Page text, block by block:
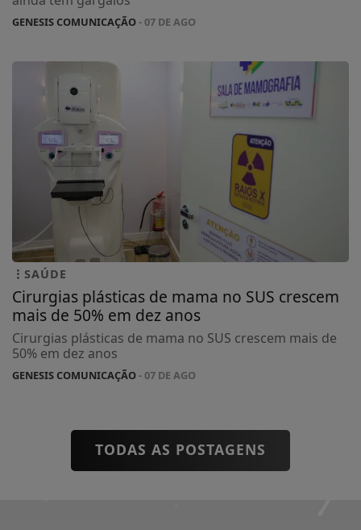
GENESIS COMUNICAÇÃO- 07 DE AGO
SAÚDE
Cirurgias plásticas de mama no SUS crescem
mais de 50% em dez anos
Cirurgias plásticas de mama no SUS crescem mais de
50% em dez anos
GENESIS COMUNICAÇÃO- 07 DE AGO
TODAS AS POSTAGENS